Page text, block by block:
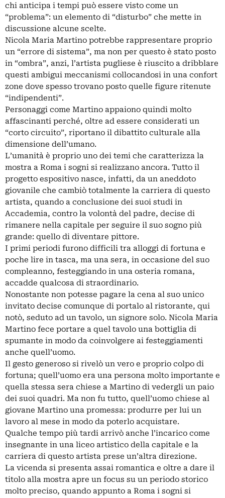
chi anticipa i tempi può essere visto come un
“problema”: un elemento di “disturbo” che mette in
discussione alcune scelte.
Nicola Maria Martino potrebbe rappresentare proprio
un “errore di sistema”, ma non per questo è stato posto
in “ombra”, anzi, l’artista pugliese è riuscito a dribblare
questi ambigui meccanismi collocandosi in una confort
zone dove spesso trovano posto quelle figure ritenute
“indipendenti”.
Personaggi come Martino appaiono quindi molto
affascinanti perché, oltre ad essere considerati un
“corto circuito”, riportano il dibattito culturale alla
dimensione dell’umano.
L’umanità è proprio uno dei temi che caratterizza la
mostra a Roma i sogni si realizzano ancora. Tutto il
progetto espositivo nasce, infatti, da un aneddoto
giovanile che cambiò totalmente la carriera di questo
artista, quando a conclusione dei suoi studi in
Accademia, contro la volontà del padre, decise di
rimanere nella capitale per seguire il suo sogno più
grande: quello di diventare pittore.
I primi periodi furono difficili tra alloggi di fortuna e
poche lire in tasca, ma una sera, in occasione del suo
compleanno, festeggiando in una osteria romana,
accadde qualcosa di straordinario.
Nonostante non potesse pagare la cena al suo unico
invitato decise comunque di portalo al ristorante, qui
notò, seduto ad un tavolo, un signore solo. Nicola Maria
Martino fece portare a quel tavolo una bottiglia di
spumante in modo da coinvolgere ai festeggiamenti
anche quell’uomo.
Il gesto generoso si rivelò un vero e proprio colpo di
fortuna; quell’uomo era una persona molto importante e
quella stessa sera chiese a Martino di vedergli un paio
dei suoi quadri. Ma non fu tutto, quell’uomo chiese al
giovane Martino una promessa: produrre per lui un
lavoro al mese in modo da poterlo acquistare.
Qualche tempo più tardi arrivò anche l’incarico come
insegnante in una liceo artistico della capitale e la
carriera di questo artista prese un’altra direzione.
La vicenda si presenta assai romantica e oltre a dare il
titolo alla mostra apre un focus su un periodo storico
molto preciso, quando appunto a Roma i sogni si